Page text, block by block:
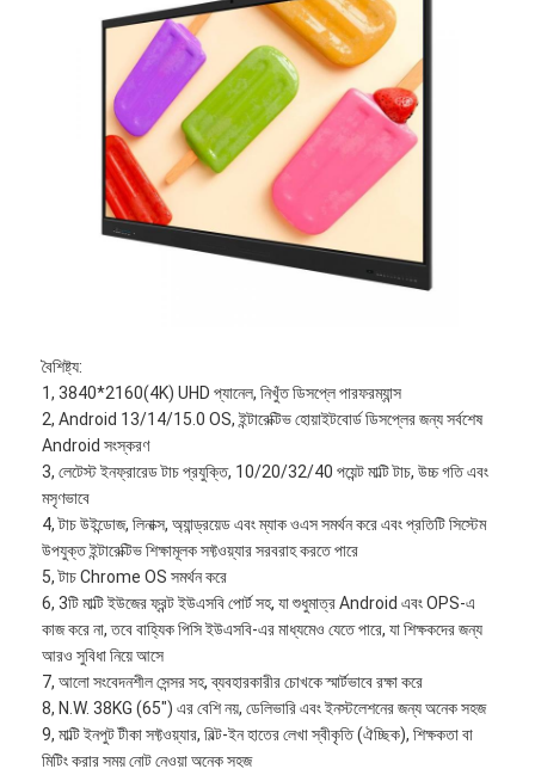
বৈশিষ্ট্য:
1, 3840*2160(4K) UHD প্যানেল, নিখুঁত ডিসপ্লে পারফরম্যান্স
2, Android 13/14/15.0 OS, ইন্টারেক্টিভ হোয়াইটবোর্ড ডিসপ্লের জন্য সর্বশেষ
Android সংস্করণ
3, লেটেস্ট ইনফ্রারেড টাচ প্রযুক্তি, 10/20/32/40 পয়েন্ট মাল্টি টাচ, উচ্চ গতি এবং
মসৃণভাবে
4, টাচ উইন্ডোজ, লিনাক্স, অ্যান্ড্রয়েড এবং ম্যাক ওএস সমর্থন করে এবং প্রতিটি সিস্টেম
উপযুক্ত ইন্টারেক্টিভ শিক্ষামূলক সফ্টওয়্যার সরবরাহ করতে পারে
5, টাচ Chrome OS সমর্থন করে
6, 3টি মাল্টি ইউজের ফ্রন্ট ইউএসবি পোর্ট সহ, যা শুধুমাত্র Android এবং OPS-এ
কাজ করে না, তবে বাহ্যিক পিসি ইউএসবি-এর মাধ্যমেও যেতে পারে, যা শিক্ষকদের জন্য
আরও সুবিধা নিয়ে আসে
7, আলো সংবেদনশীল সেন্সর সহ, ব্যবহারকারীর চোখকে স্মার্টভাবে রক্ষা করে
8, N.W. 38KG (65") এর বেশি নয়, ডেলিভারি এবং ইনস্টলেশনের জন্য অনেক সহজ
9, মাল্টি ইনপুট টীকা সফ্টওয়্যার, বিল্ট-ইন হাতের লেখা স্বীকৃতি (ঐচ্ছিক), শিক্ষকতা বা
মিটিং করার সময় নোট নেওয়া অনেক সহজ